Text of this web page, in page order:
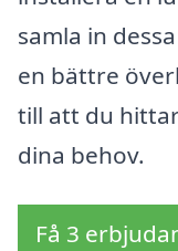
samla in
en bättre
till att du
dina behov.
Få 3